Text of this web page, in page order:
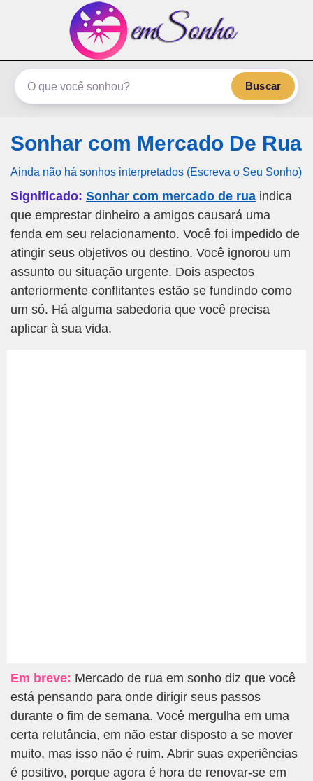
emSonho.com
Os sonhos significam mais
Buscar
Sonhar com Mercado De Rua
Ainda não há sonhos interpretados (Escreva o Seu Sonho)
Significado: Sonhar com mercado de rua indica
que emprestar dinheiro a amigos causará uma
fenda em seu relacionamento. Você foi impedido de
atingir seus objetivos ou destino. Você ignorou um
assunto ou situação urgente. Dois aspectos
anteriormente conflitantes estão se fundindo como
um só. Há alguma sabedoria que você precisa
aplicar à sua vida.
Em breve: Mercado de rua em sonho diz que você
está pensando para onde dirigir seus passos
durante o fim de semana. Você mergulha em uma
certa relutância, em não estar disposto a se mover
muito, mas isso não é ruim. Abrir suas experiências
é positivo, porque agora é hora de renovar-se em